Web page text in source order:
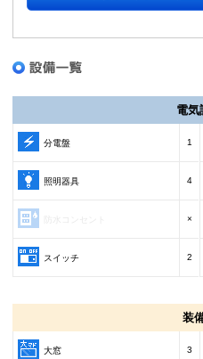
電気
分電盤 1
照明器具 4
×
スイッチ 2
装
大窓 3